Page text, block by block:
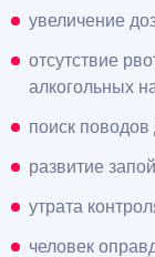
увеличение
отсутствие
алкогольных
поиск поводов
развитие
утрата
человек